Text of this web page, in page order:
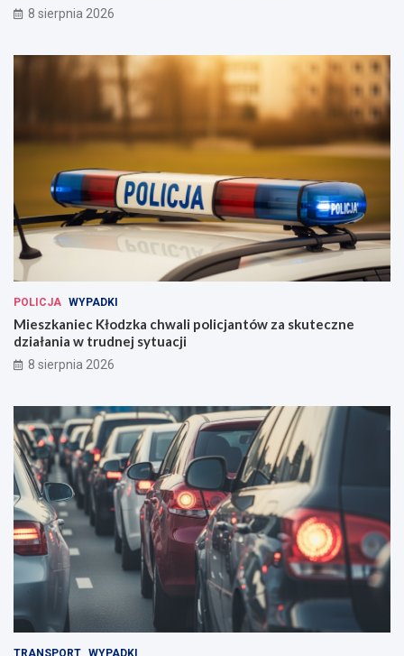
8 sierpnia 2026
POLICJA WYPADKI
Mieszkaniec Kłodzka chwali policjantów za skuteczne
działania w trudnej sytuacji
8 sierpnia 2026
TRANSPORT WYPADKI